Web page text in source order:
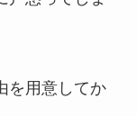
を用意してか